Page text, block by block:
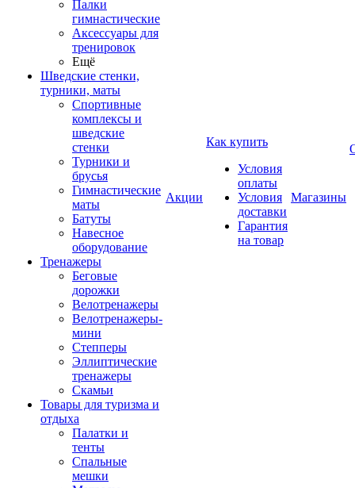
Палки
гимнастические
Аксессуары для
тренировок
Ещё
Шведские стенки,
турники, маты
Спортивные
комплексы и
шведские
стенки
Турники и
брусья
Гимнастические
маты
Батуты
Навесное
оборудование
Тренажеры
Беговые
дорожки
Велотренажеры
Велотренажеры-
мини
Степперы
Эллиптические
тренажеры
Скамьи
Товары для туризма и
отдыха
Палатки и
тенты
Спальные
мешки
Акции
Как купить
Условия
оплаты
Условия
доставки
Гарантия
на товар
Магазины